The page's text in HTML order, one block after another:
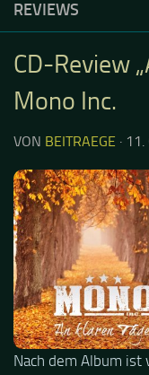
REVIEWS
CD-Review
Mono Inc.
VON BEITRAEGE · 11.
Nach dem Album ist